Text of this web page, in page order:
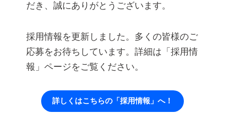
だき、誠にありがとうございます。
採用情報を更新しました。多くの皆様のご
応募をお待ちしています。詳細は「採用情
報」ページをご覧ください。
詳しくはこちらの「採用情報」へ！